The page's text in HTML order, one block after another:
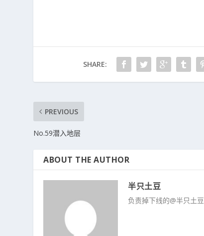
SHARE:
PREVIOUS
No.59潜入地层
ABOUT THE AUTHOR
半只土豆
负责掉下线的@半只土豆